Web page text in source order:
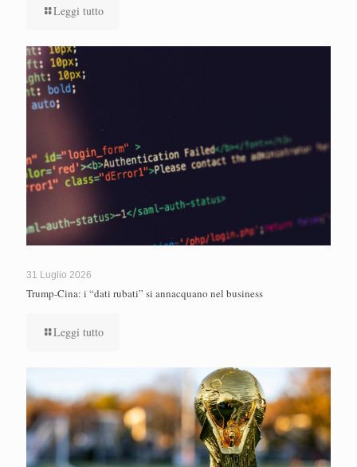
Leggi tutto
31 Luglio 2026
Trump-Cina: i “dati rubati” si annacquano nel business
Leggi tutto